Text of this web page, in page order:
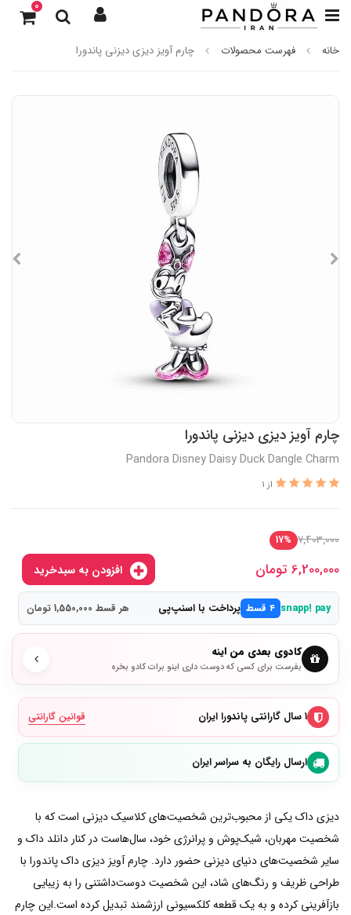
0
خانه فهرست محصولات چارم آویز دیزی دیزنی پاندورا
چارم آویز دیزی دیزنی پاندورا
Pandora Disney Daisy Duck Dangle Charm
از 1
7,403,000
17%
6,200,000 تومان
snapp! pay ۴ قسط پرداخت با اسنپ‌پی هر قسط 1,550,000 تومان
کادوی بعدی من اینه
بفرست برای کسی که دوست داری اینو برات کادو بخره
۱ سال گارانتی پاندورا ایران قوانین گارانتی
ارسال رایگان به سراسر ایران
دیزی داک یکی از محبوب‌ترین شخصیت‌های کلاسیک دیزنی است که با
شخصیت مهربان، شیک‌پوش و پرانرژی خود، سال‌هاست در کنار دانلد داک و
سایر شخصیت‌های دنیای دیزنی حضور دارد. چارم آویز دیزی داک پاندورا با
طراحی ظریف و رنگ‌های شاد، این شخصیت دوست‌داشتنی را به زیبایی
بازآفرینی کرده و به یک قطعه کلکسیونی ارزشمند تبدیل کرده است.این چارم